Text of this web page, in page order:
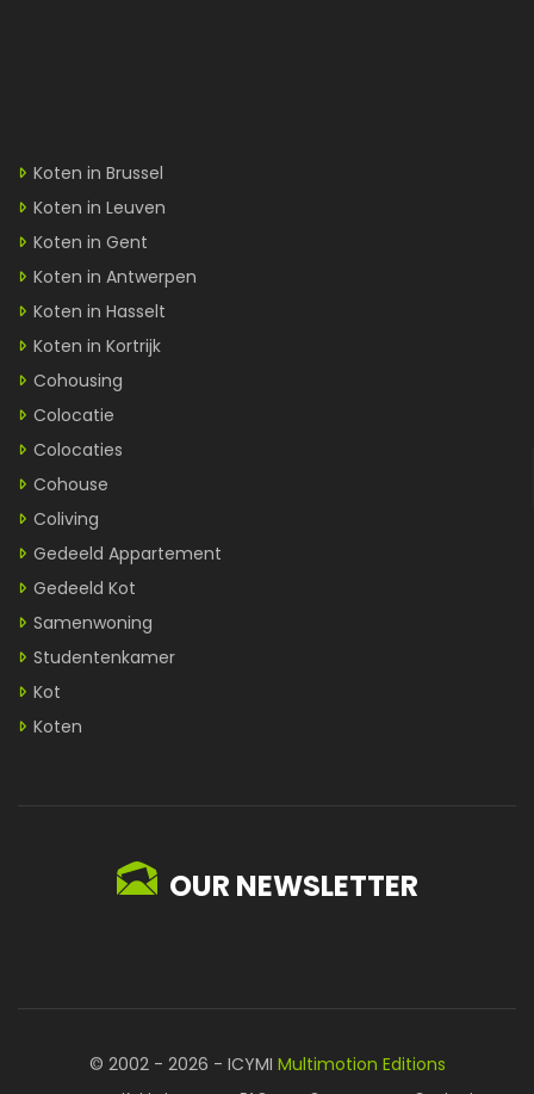
Koten in Brussel
Koten in Leuven
Koten in Gent
Koten in Antwerpen
Koten in Hasselt
Koten in Kortrijk
Cohousing
Colocatie
Colocaties
Cohouse
Coliving
Gedeeld Appartement
Gedeeld Kot
Samenwoning
Studentenkamer
Kot
Koten
OUR NEWSLETTER
© 2002 - 2026 - ICYMI Multimotion Editions